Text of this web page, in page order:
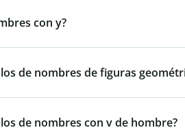
con y?
de nombres de figuras
de nombres con v de hombre?